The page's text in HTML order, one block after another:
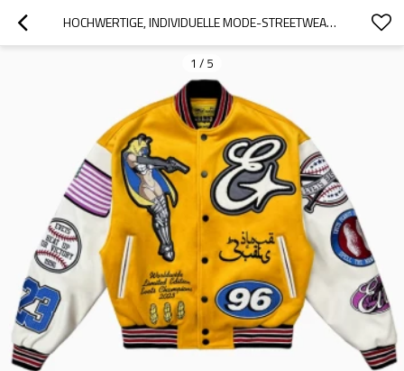
HOCHWERTIGE, INDIVIDUELLE MODE-STREETWEAR LETTERMAN VARSITY-JACKEN, STICKEREI-PATCHES, BASEBALL-BOMBERJACKE
1 / 5